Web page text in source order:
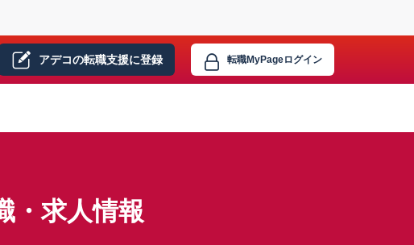
アデコの転職支援に登録 転職MyPageログイン
・求人情報